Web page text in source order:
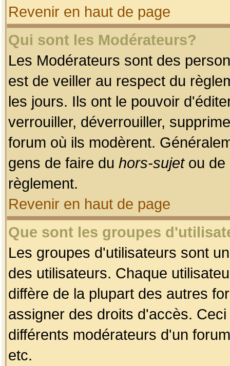
Revenir en haut de page
Qui sont les Modérateurs?
Les Modérateurs sont des
est de veiller au respect du
les jours. Ils ont le pouvoir
verrouiller, déverrouiller,
forum où ils modèrent.
gens de faire du hors-sujetou de
règlement.
Revenir en haut de page
Que sont les groupes
Les groupes d'utilisateurs sont
des utilisateurs. Chaque
diffère de la plupart des autres
assigner des droits d'accès.
différents modérateurs d'un
etc.